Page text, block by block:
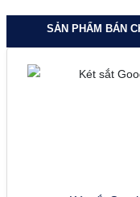
SẢN PHẨM BÁN